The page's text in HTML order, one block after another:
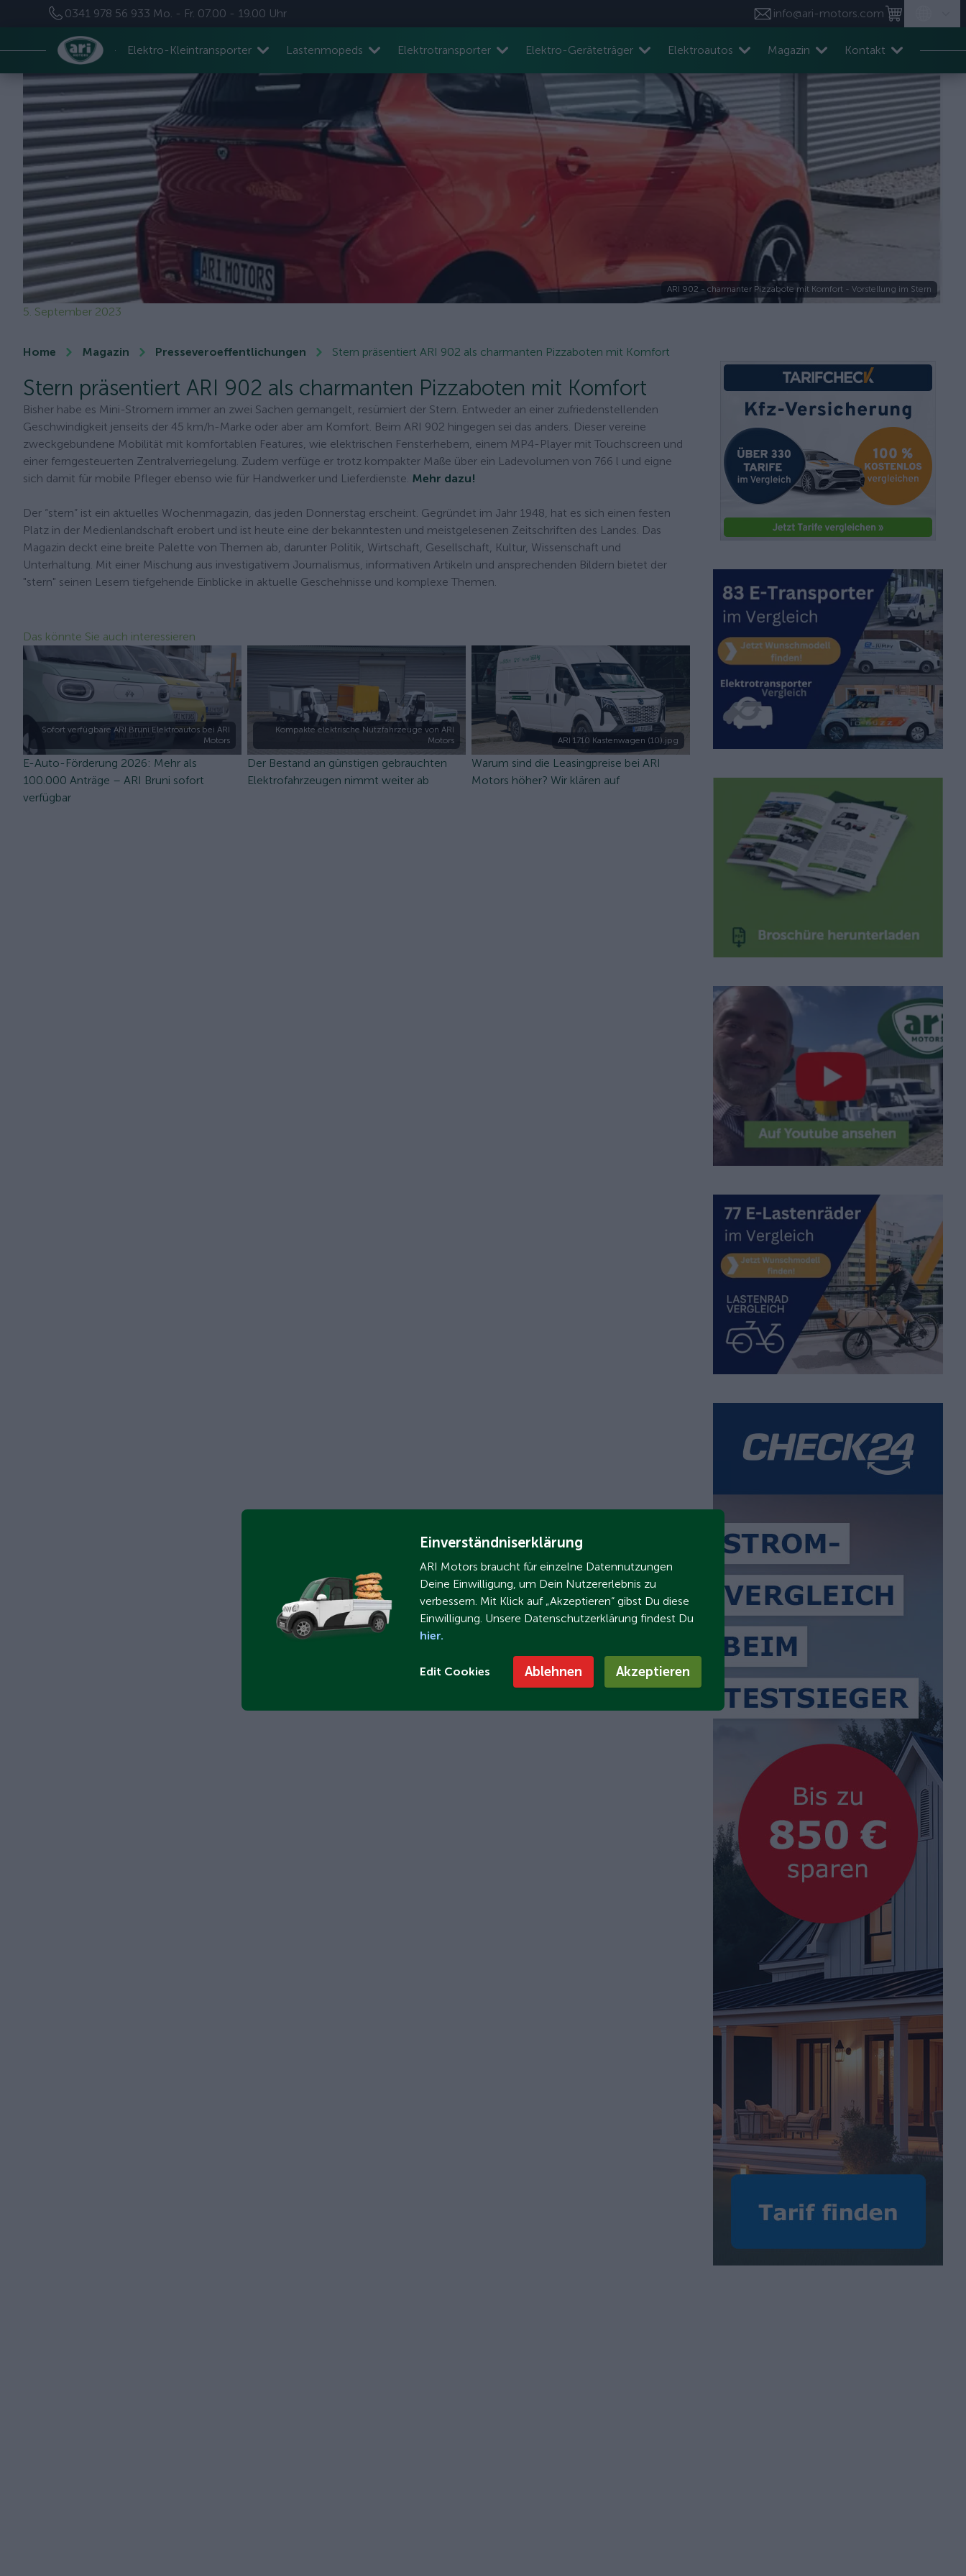
0341 978 56 933 Mo. - Fr. 07.00 - 19.00 Uhr info@ari-motors.com
Elektro-Kleintransporter Lastenmopeds Elektrotransporter Elektro-Geräteträger Elektroautos Magazin Kontakt
ARI 902 - charmanter Pizzabote mit Komfort - Vorstellung im Stern
5. September 2023
Home Magazin Presseveroeffentlichungen Stern präsentiert ARI 902 als charmanten Pizzaboten mit Komfort
Stern präsentiert ARI 902 als charmanten Pizzaboten mit Komfort
Bisher habe es Mini-Stromern immer an zwei Sachen gemangelt, resümiert der Stern. Entweder an einer zufriedenstellenden
Geschwindigkeit jenseits der 45 km/h-Marke oder aber am Komfort. Beim ARI 902 hingegen sei das anders. Dieser vereine
zweckgebundene Mobilität mit komfortablen Features, wie elektrischen Fensterhebern, einem MP4-Player mit Touchscreen und
einer ferngesteuerten Zentralverriegelung. Zudem verfüge er trotz kompakter Maße über ein Ladevolumen von 766 l und eigne
sich damit für mobile Pfleger ebenso wie für Handwerker und Lieferdienste. Mehr dazu!
Der “stern” ist ein aktuelles Wochenmagazin, das jeden Donnerstag erscheint. Gegründet im Jahr 1948, hat es sich einen festen
Platz in der Medienlandschaft erobert und ist heute eine der bekanntesten und meistgelesenen Zeitschriften des Landes. Das
Magazin deckt eine breite Palette von Themen ab, darunter Politik, Wirtschaft, Gesellschaft, Kultur, Wissenschaft und
Unterhaltung. Mit einer Mischung aus investigativem Journalismus, informativen Artikeln und ansprechenden Bildern bietet der
"stern" seinen Lesern tiefgehende Einblicke in aktuelle Geschehnisse und komplexe Themen.
Das könnte Sie auch interessieren
Sofort verfügbare ARI Bruni Elektroautos bei ARI
Motors
E-Auto-Förderung 2026: Mehr als
100.000 Anträge – ARI Bruni sofort
verfügbar
Kompakte elektrische Nutzfahrzeuge von ARI
Motors
Der Bestand an günstigen gebrauchten
Elektrofahrzeugen nimmt weiter ab
ARI 1710 Kastenwagen (10).jpg
Warum sind die Leasingpreise bei ARI
Motors höher? Wir klären auf
Einverständniserklärung
ARI Motors braucht für einzelne Datennutzungen
Deine Einwilligung, um Dein Nutzererlebnis zu
verbessern. Mit Klick auf „Akzeptieren“ gibst Du diese
Einwilligung. Unsere Datenschutzerklärung findest Du
hier.
Edit Cookies Ablehnen Akzeptieren